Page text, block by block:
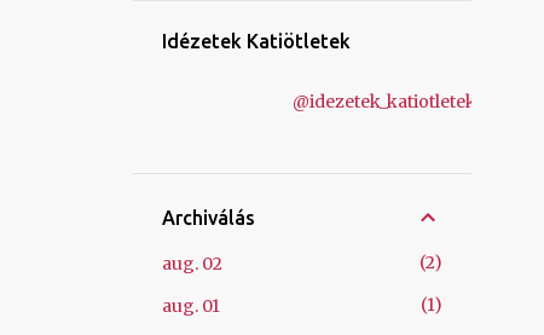
Idézetek Katiötletek
@idezetek_katiotletek
Archiválás
aug. 02
2
aug. 01
1